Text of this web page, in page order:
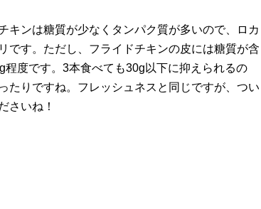
キンは糖質が少なくタンパク質が多いので、ロカ
です。ただし、フライドチキンの皮には糖質が含
度です。3本食べても30g以下に抑えられるの
たりですね。フレッシュネスと同じですが、つい
さいね！